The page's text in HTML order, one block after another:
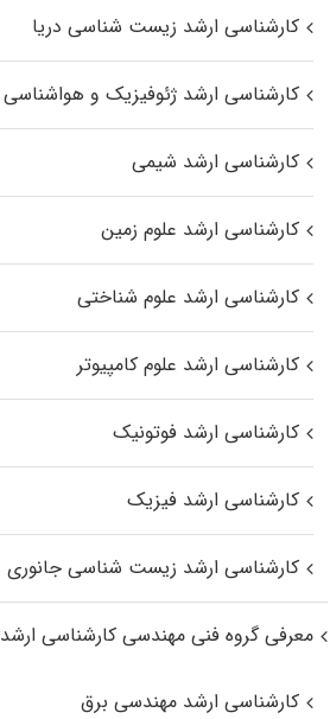
کارشناسی ارشد زیست‌ شناسی دریا
کارشناسی ارشد ژئوفیزیک و هواشناسی
کارشناسی ارشد شیمی
کارشناسی ارشد علوم زمین
کارشناسی ارشد علوم شناختی
کارشناسی ارشد علوم کامپیوتر
کارشناسی ارشد فوتونیک
کارشناسی ارشد فیزیک
کارشناسی ارشد زیست‌ شناسی جانوری
معرفی گروه فنی مهندسی کارشناسی ارشد
کارشناسی ارشد مهندسی برق